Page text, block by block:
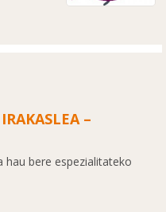
–
hau bere espezialitateko